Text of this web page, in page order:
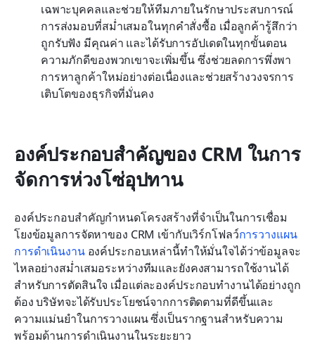
เฉพาะบุคคลและช่วยให้ทีมภายในรักษาประสบการณ์
การส่งมอบที่สม่ำเสมอในทุกคำสั่งซื้อ เมื่อลูกค้ารู้สึกว่า
ถูกรับฟัง มีคุณค่า และได้รับการอัปเดตในทุกขั้นตอน
ความภักดีของพวกเขาจะเพิ่มขึ้น ซึ่งช่วยลดการพึ่งพา
การหาลูกค้าใหม่อย่างต่อเนื่องและช่วยสร้างวงจรการ
เติบโตของธุรกิจที่มั่นคง
องค์ประกอบสำคัญของ CRM ในการ
จัดการห่วงโซ่อุปทาน
องค์ประกอบสำคัญกำหนดโครงสร้างที่จำเป็นในการเชื่อม
โยงข้อมูลการจัดหาของ CRM เข้ากับเวิร์กโฟลว์การวางแผน
การดำเนินงาน องค์ประกอบเหล่านี้ทำให้มั่นใจได้ว่าข้อมูลจะ
ไหลอย่างสม่ำเสมอระหว่างทีมและยังคงสามารถใช้งานได้
สำหรับการตัดสินใจ เมื่อแต่ละองค์ประกอบทำงานได้อย่างถูก
ต้อง บริษัทจะได้รับประโยชน์จากการติดตามที่ดีขึ้นและ
ความแม่นยำในการวางแผน ซึ่งเป็นรากฐานสำหรับความ
พร้อมด้านการดำเนินงานในระยะยาว